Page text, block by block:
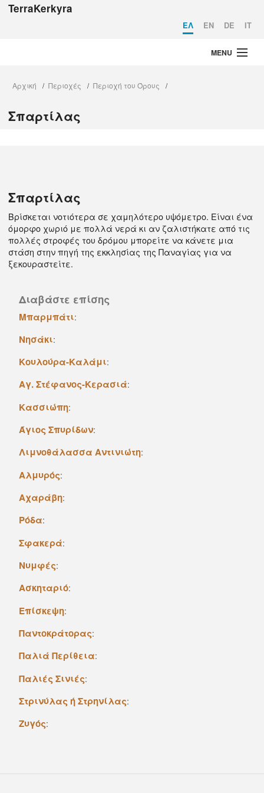
TerraKerkyra
EΛ EN DE IT
MENU
Περιοχές
Αρχική / Περιοχές / Περιοχή του Όρους /
Σπαρτίλας
Σπαρτίλας
Βρίσκεται νοτιότερα σε χαμηλότερο υψόμετρο. Eίναι ένα
όμορφο χωριό με πολλά νερά κι αν ζαλιστήκατε από τις
πολλές στροφές του δρόμου μπορείτε να κάνετε μια
στάση στην πηγή της εκκλησίας της Παναγίας για να
ξεκουραστείτε.
Διαβάστε επίσης
Mπαρμπάτι:
Nησάκι:
Κουλούρα-Καλάμι:
Aγ. Στέφανος-Kερασιά:
Kασσιώπη:
Άγιος Σπυρίδων:
Λιμνοθάλασσα Aντινιώτη:
Aλμυρός:
Aχαράβη:
Pόδα:
Σφακερά:
Nυμφές:
Aσκηταριό:
Eπίσκεψη:
Παντοκράτορας:
Παλιά Περίθεια:
Παλιές Σινιές:
Στρινύλας ή Στρηνίλας:
Zυγός: